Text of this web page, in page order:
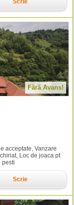
Scrie
Fără Avans!
acceptate, Vanzare
Loc de joaca pt
pesti
Scrie